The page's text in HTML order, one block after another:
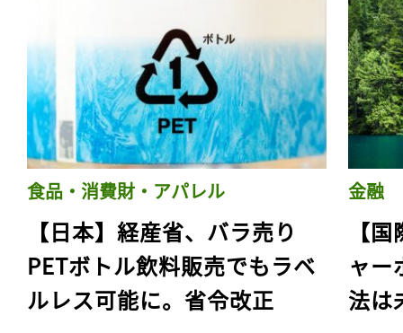
食品・消費財・アパレル
【日本】経産省、バラ売り
PETボトル飲料販売でもラベ
ルレス可能に。省令改正
金融
【
ャー
法は